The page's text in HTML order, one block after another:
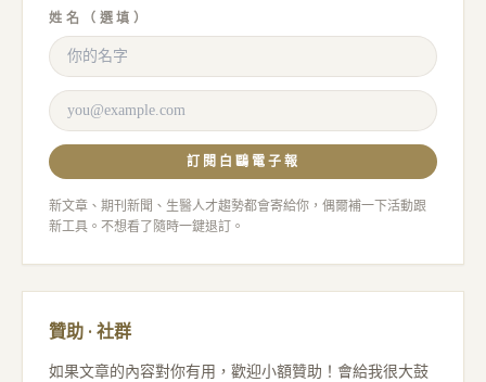
姓名（選填）
訂閱白鷗電子報
新文章、期刊新聞、生醫人才趨勢都會寄給你，偶爾補一下活動跟
新工具。不想看了隨時一鍵退訂。
贊助 · 社群
如果文章的內容對你有用，歡迎小額贊助！會給我很大鼓